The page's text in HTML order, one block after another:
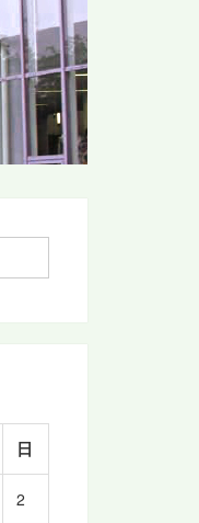
日
2